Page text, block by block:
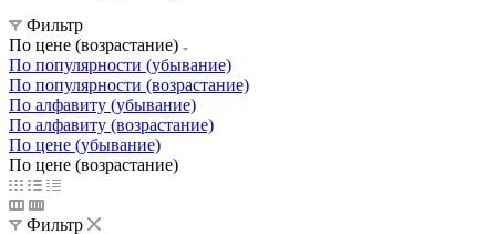
Фильтр
По цене (возрастание)
По популярности (убывание)
По популярности (возрастание)
По алфавиту (убывание)
По алфавиту (возрастание)
По цене (убывание)
По цене (возрастание)
Фильтр